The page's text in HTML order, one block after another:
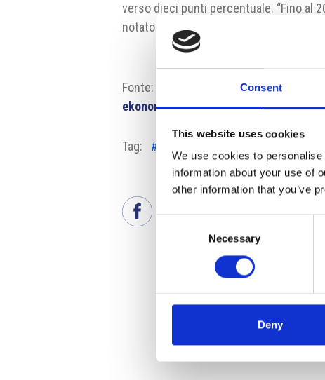
Consent
This website uses cookies
We use cookies to
information about your use of
other information that you’ve
Necessary
Deny
verso dieci punti percentuale. “Fino al
notato
Dalibor Holý
Fonte:
https://csu.gov.cz/rychle-
ekonomicke-aktivity-brezen-2025
Tag: #Cechia